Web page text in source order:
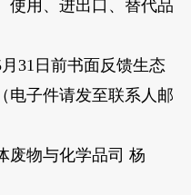
使用、进出口、替代品
31日前书面反馈生态
电子件请发至联系人邮
物与化学品司 杨